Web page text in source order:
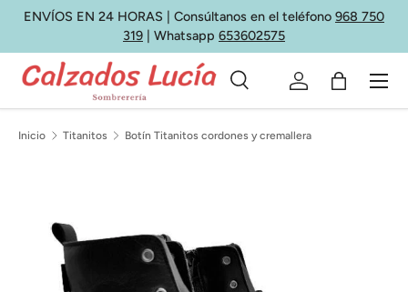
Ir al contenido
ENVÍOS EN 24 HORAS | Consúltanos en el teléfono 968 750
319 | Whatsapp 653602575
Buscar
Tipo de producto
Buscar Iniciar sesión
Bolsa
Menú
Inicio Titanitos Botín Titanitos cordones y cremallera